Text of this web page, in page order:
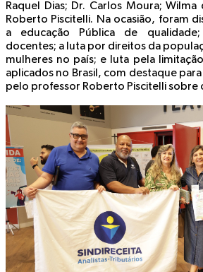
Raquel Dias; Dr. Carlos Moura;
Roberto Piscitelli. Na ocasião, foram
a educação Pública de
docentes; a luta por direitos da
mulheres no país; e luta pela
aplicados no Brasil, com destaque
pelo professor Roberto Piscitelli sobre